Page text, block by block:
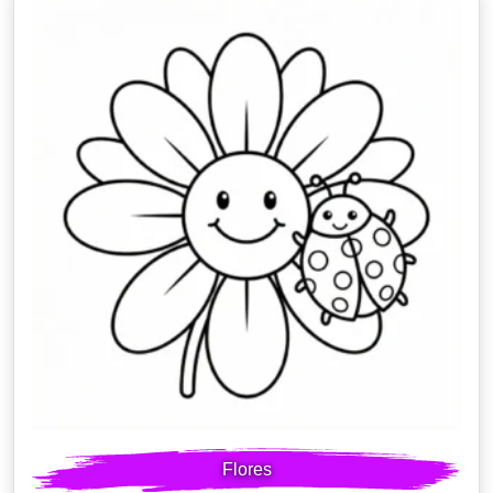
Flores